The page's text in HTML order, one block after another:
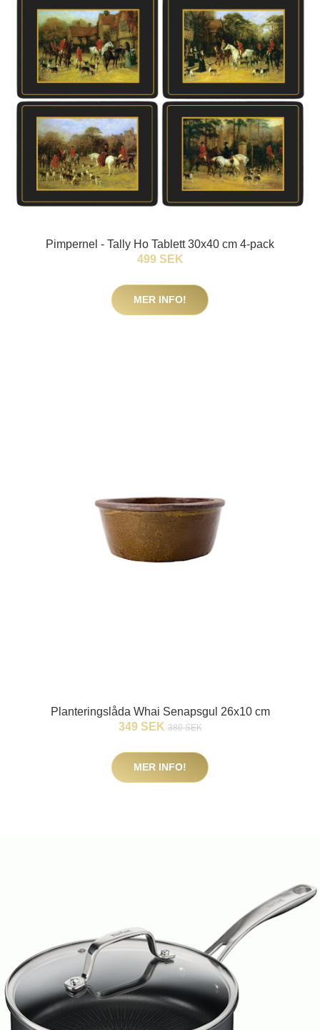
Pimpernel - Tally Ho Tablett 30x40 cm 4-pack
499 SEK
MER INFO!
Planteringslåda Whai Senapsgul 26x10 cm
349 SEK 380 SEK
MER INFO!